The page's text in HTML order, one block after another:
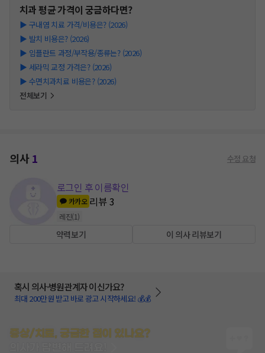
치과평균 가격이 궁금하다면?
▶ 구내염 치료 가격/비용은? (2026)
▶ 발치 비용은? (2026)
▶ 임플란트 과정/부작용/종류는? (2026)
▶ 세라믹 교정 가격은? (2026)
▶ 수면치과치료 비용은? (2026)
전체보기
의사1 수정 요청
로그인 후 이름확인
카카오 리뷰3
레진(1)
약력보기 이 의사 리뷰보기
혹시 의사·병원관계자 이신가요?
최대 200만원 받고 바로 광고 시작하세요! 💰💰
증상/치료, 궁금한 점이 있나요?